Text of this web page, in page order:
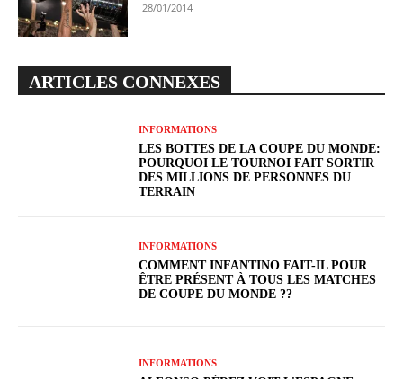
28/01/2014
ARTICLES CONNEXES
INFORMATIONS
LES BOTTES DE LA COUPE DU MONDE:
POURQUOI LE TOURNOI FAIT SORTIR
DES MILLIONS DE PERSONNES DU
TERRAIN
INFORMATIONS
COMMENT INFANTINO FAIT-IL POUR
ÊTRE PRÉSENT À TOUS LES MATCHES
DE COUPE DU MONDE ??
INFORMATIONS